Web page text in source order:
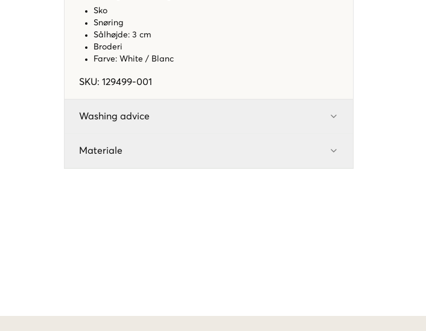
Sko
Snøring
Sålhøjde: 3 cm
Broderi
Farve: White / Blanc
SKU: 129499-001
Washing advice
Materiale